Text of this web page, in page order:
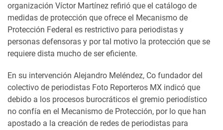
organización Víctor Martínez refirió que el catálogo de
medidas de protección que ofrece el Mecanismo de
Protección Federal es restrictivo para periodistas y
personas defensoras y por tal motivo la protección que se
requiere dista mucho de ser eficiente.
En su intervención Alejandro Meléndez, Co fundador del
colectivo de periodistas Foto Reporteros MX indicó que
debido a los procesos burocráticos el gremio periodístico
no confía en el Mecanismo de Protección, por lo que han
apostado a la creación de redes de periodistas para